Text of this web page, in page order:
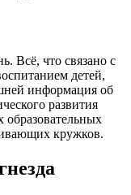
Всё, что связано с
детей,
информация об
развития
образовательных
кружков.